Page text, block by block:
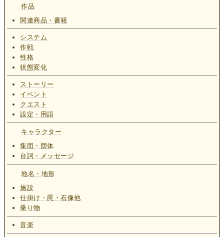
作品
関連商品・書籍
システム
作戦
性格
状態変化
ストーリー
イベント
クエスト
設定・用語
キャラクター
集団・団体
台詞・メッセージ
地名・地形
施設
仕掛け・罠・石像他
乗り物
音楽